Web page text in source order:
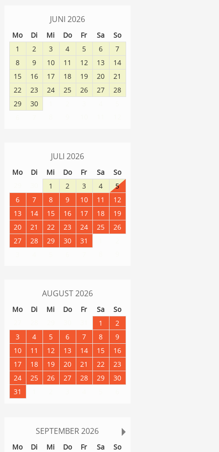
JUNI 2026
Mo Di Mi Do Fr Sa
So
1
2 3 4 5 6
7
8
9 10 11 12 13
14
15
16 17 18 19 20
21
22
23 24 25 26 27
28
29
30
JULI 2026
Mo Di Mi Do Fr Sa
So
1 2 3 4
5
6
7 8 9 10 11
12
13
14 15 16 17 18
19
20
21 22 23 24 25
26
27
28 29 30 31
AUGUST2026
Mo Di Mi Do Fr Sa
So
1
2
3
4 5 6 7 8
9
10
11 12 13 14 15
16
17
18 19 20 21 22
23
24
25 26 27 28 29
30
31
SEPTEMBER 2026
Mo Di Mi Do Fr Sa
So